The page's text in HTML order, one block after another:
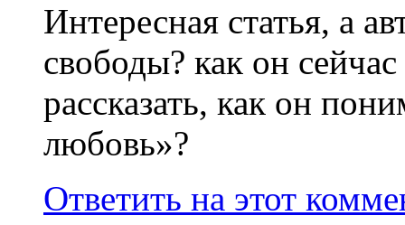
Интересная статья, а
свободы? как он
рассказать, как он
любовь»?
Ответить на этот